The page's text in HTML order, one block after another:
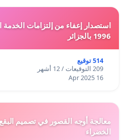
1996 بالجزائر
514 توقيع
209 التوقيعات / 12 أشهر
16 Apr 2025
معالجة أوجه القصور في تصميم البقع
الخضراء